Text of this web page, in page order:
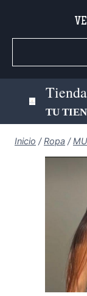
contenido
TU
Inicio / Ropa /